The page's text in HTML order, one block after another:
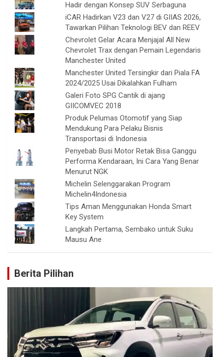
Hadir dengan Konsep SUV Serbaguna
iCAR Hadirkan V23 dan V27 di GIIAS 2026,
Tawarkan Pilihan Teknologi BEV dan REEV
Chevrolet Gelar Acara Menjajal All New
Chevrolet Trax dengan Pemain Legendaris
Manchester United
Manchester United Tersingkir dari Piala FA
2024/2025 Usai Dikalahkan Fulham
Galeri Foto SPG Cantik di ajang
GIICOMVEC 2018
Produk Pelumas Otomotif yang Siap
Mendukung Para Pelaku Bisnis
Transportasi di Indonesia
Penyebab Busi Motor Retak Bisa Ganggu
Performa Kendaraan, Ini Cara Yang Benar
Menurut NGK
Michelin Selenggarakan Program
Michelin4Indonesia
Tips Aman Menggunakan Honda Smart
Key System
Langkah Pertama, Sembako untuk Suku
Mausu Ane
Berita Pilihan